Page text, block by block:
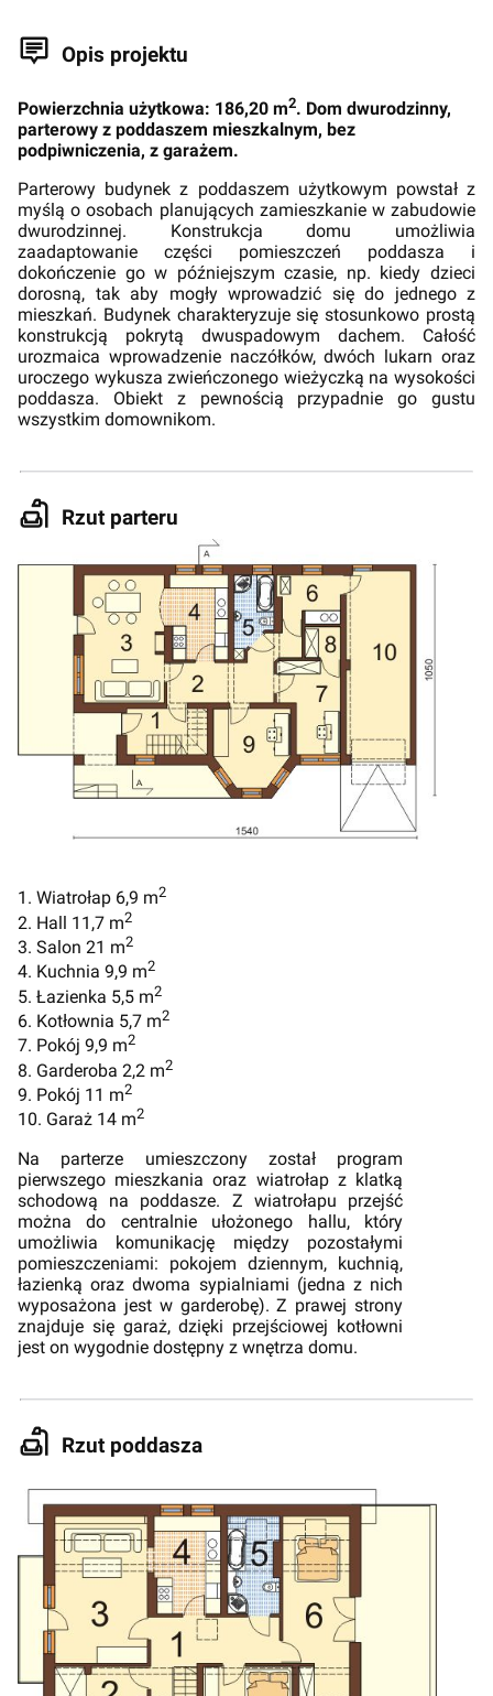
Opis projektu
Powierzchnia użytkowa: 186,20 m2. Dom dwurodzinny,
parterowy z poddaszem mieszkalnym, bez
podpiwniczenia, z garażem.
Parterowy budynek z poddaszem użytkowym powstał z
myślą o osobach planujących zamieszkanie w zabudowie
dwurodzinnej. Konstrukcja domu umożliwia
zaadaptowanie części pomieszczeń poddasza i
dokończenie go w późniejszym czasie, np. kiedy dzieci
dorosną, tak aby mogły wprowadzić się do jednego z
mieszkań. Budynek charakteryzuje się stosunkowo prostą
konstrukcją pokrytą dwuspadowym dachem. Całość
urozmaica wprowadzenie naczółków, dwóch lukarn oraz
uroczego wykusza zwieńczonego wieżyczką na wysokości
poddasza. Obiekt z pewnością przypadnie go gustu
wszystkim domownikom.
Rzut parteru
1. Wiatrołap 6,9 m2
2. Hall 11,7 m2
3. Salon 21 m2
4. Kuchnia 9,9 m2
5. Łazienka 5,5 m2
6. Kotłownia 5,7 m2
7. Pokój 9,9 m2
8. Garderoba 2,2 m2
9. Pokój 11 m2
10. Garaż 14 m2
Na parterze umieszczony został program
pierwszego mieszkania oraz wiatrołap z klatką
schodową na poddasze. Z wiatrołapu przejść
można do centralnie ułożonego hallu, który
umożliwia komunikację między pozostałymi
pomieszczeniami: pokojem dziennym, kuchnią,
łazienką oraz dwoma sypialniami (jedna z nich
wyposażona jest w garderobę). Z prawej strony
znajduje się garaż, dzięki przejściowej kotłowni
jest on wygodnie dostępny z wnętrza domu.
Rzut poddasza